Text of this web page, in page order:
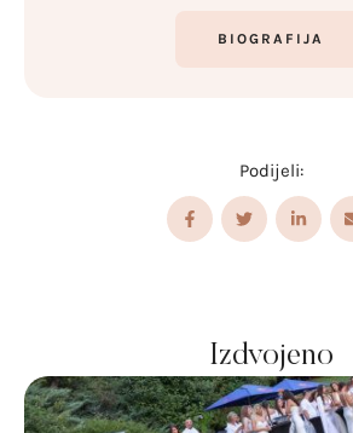
BIOGRAFIJA
Podijeli:
Izdvojeno